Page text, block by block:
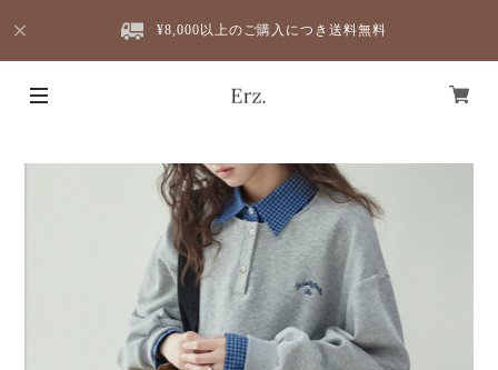
¥8,000以上のご購入につき送料無料